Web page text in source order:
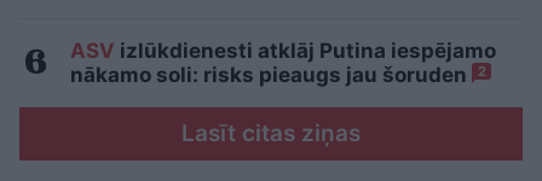
ASV izlūkdienesti atklāj Putina iespējamo
nākamo soli: risks pieaugs jau šoruden
2
Lasīt citas ziņas